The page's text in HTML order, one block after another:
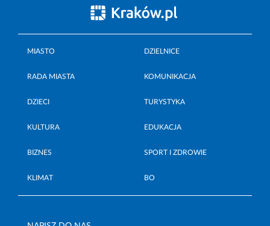
MIASTO DZIELNICE
RADA MIASTA KOMUNIKACJA
DZIECI TURYSTYKA
KULTURA EDUKACJA
BIZNES SPORT I ZDROWIE
KLIMAT BO